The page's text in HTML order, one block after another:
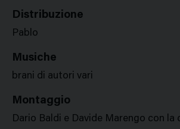
Distribuzione
Pablo
Musiche
brani di autori vari
Montaggio
Dario Baldi e Davide Marengo con